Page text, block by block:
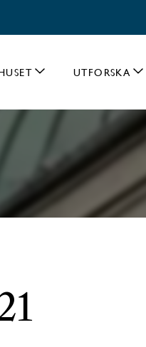
UTFORSKA